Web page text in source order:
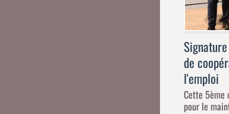
de
l'emploi
Cette 5ème
pour le